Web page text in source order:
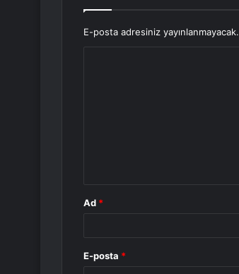
E-posta adresiniz yayınlanmayacak.
Ad *
E-posta *